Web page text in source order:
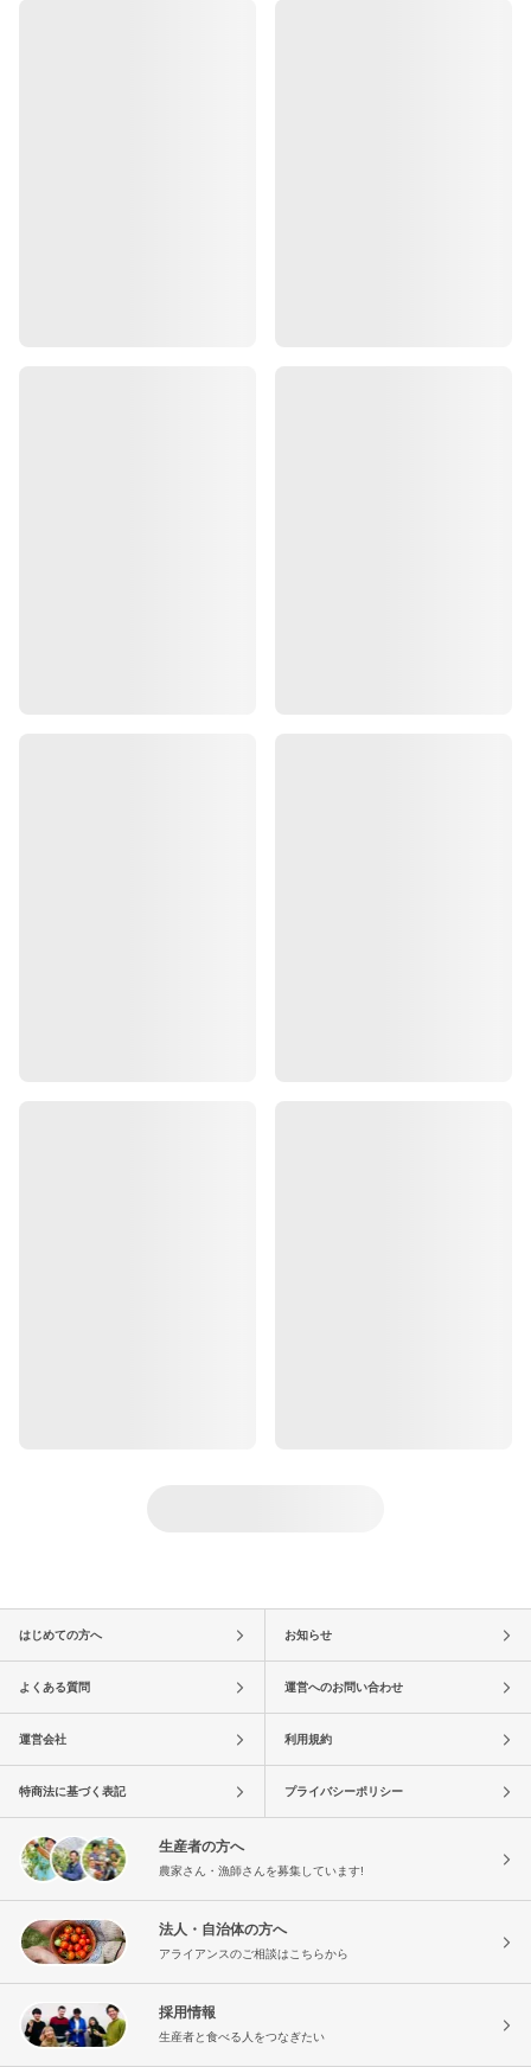
はじめての方へ お知らせ
よくある質問 運営へのお問い合わせ
運営会社 利用規約
特商法に基づく表記 プライバシーポリシー
生産者の方へ
農家さん・漁師さんを募集しています!
法人・自治体の方へ
アライアンスのご相談はこちらから
採用情報
生産者と食べる人をつなぎたい